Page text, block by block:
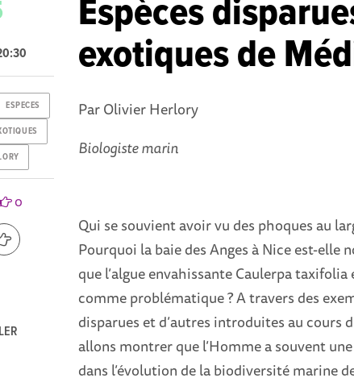
Espèces
exotiques de
Par Olivier Herlory
Biologiste marin
Qui se souvient avoir vu des phoques au
Pourquoi la baie des Anges à Nice est-elle
que l’algue envahissante Caulerpa
comme problématique ? A travers des
disparues et d’autres introduites au cours
allons montrer que l’Homme a souvent
dans l’évolution de la biodiversité marine
ESPECES
0